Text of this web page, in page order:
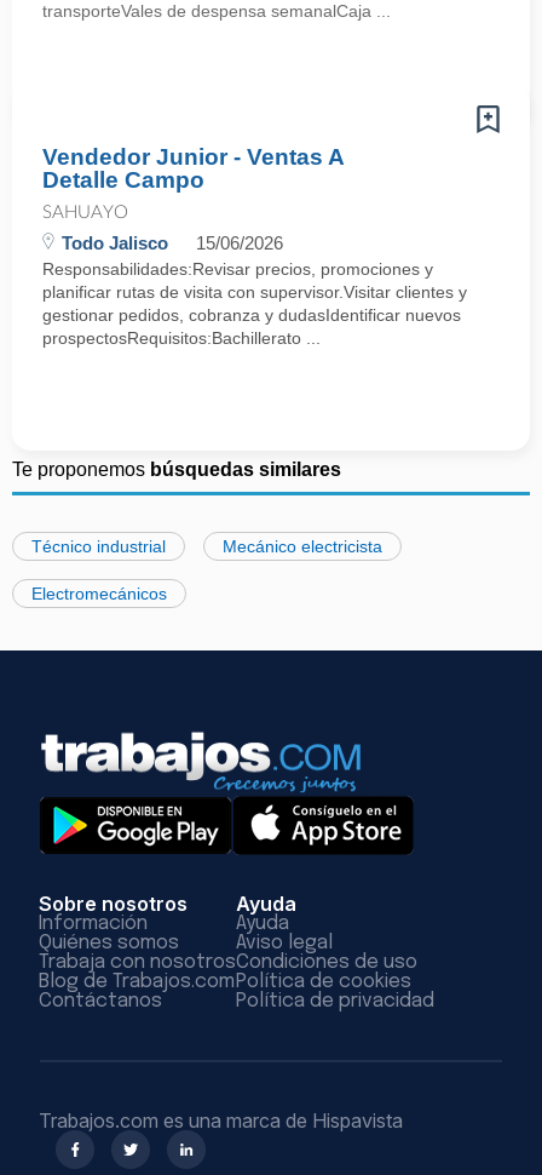
transporteVales de despensa semanalCaja ...
Vendedor Junior - Ventas A
Detalle Campo
SAHUAYO
Todo Jalisco 15/06/2026
Responsabilidades:Revisar precios, promociones y
planificar rutas de visita con supervisor.Visitar clientes y
gestionar pedidos, cobranza y dudasIdentificar nuevos
prospectosRequisitos:Bachillerato ...
Te proponemos búsquedas similares
Técnico industrial Mecánico electricista
Electromecánicos
Sobre nosotros
Información
Quiénes somos
Trabaja con nosotros
Blog de Trabajos.com
Contáctanos
Ayuda
Ayuda
Aviso legal
Condiciones de uso
Política de cookies
Política de privacidad
Trabajos.com es una marca de Hispavista